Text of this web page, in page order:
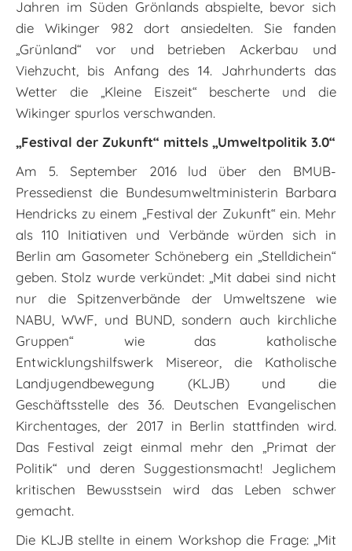
Jahren im Süden Grönlands abspielte, bevor sich
die Wikinger 982 dort ansiedelten. Sie fanden
„Grünland“ vor und betrieben Ackerbau und
Viehzucht, bis Anfang des 14. Jahrhunderts das
Wetter die „Kleine Eiszeit“ bescherte und die
Wikinger spurlos verschwanden.
„Festival der Zukunft“ mittels „Umweltpolitik 3.0“
Am 5. September 2016 lud über den BMUB-
Pressedienst die Bundesumweltministerin Barbara
Hendricks zu einem „Festival der Zukunft“ ein. Mehr
als 110 Initiativen und Verbände würden sich in
Berlin am Gasometer Schöneberg ein „Stelldichein“
geben. Stolz wurde verkündet: „Mit dabei sind nicht
nur die Spitzenverbände der Umweltszene wie
NABU, WWF, und BUND, sondern auch kirchliche
Gruppen“ wie das katholische
Entwicklungshilfswerk Misereor, die Katholische
Landjugendbewegung (KLJB) und die
Geschäftsstelle des 36. Deutschen Evangelischen
Kirchentages, der 2017 in Berlin stattfinden wird.
Das Festival zeigt einmal mehr den „Primat der
Politik“ und deren Suggestionsmacht! Jeglichem
kritischen Bewusstsein wird das Leben schwer
gemacht.
Die KLJB stellte in einem Workshop die Frage: „Mit